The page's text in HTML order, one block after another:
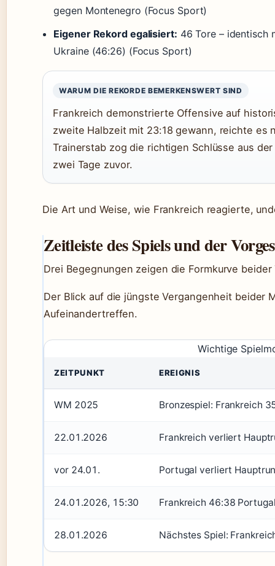
gegen Montenegro (Focus Sport)
Eigener Rekord egalisiert: 46 Tore – identisch
Ukraine (46:26) (Focus Sport)
WARUM DIE REKORDE BEMERKENSWERT SIND
Frankreich demonstrierte Offensive auf
zweite Halbzeit mit 23:18 gewann, reichte es
Trainerstab zog die richtigen Schlüsse aus
zwei Tage zuvor.
Die Art und Weise, wie Frankreich reagierte,
Zeitleiste des Spiels und der
Drei Begegnungen zeigen die Formkurve
Der Blick auf die jüngste Vergangenheit
Aufeinandertreffen.
Wichtige
ZEITPUNKT EREIGNIS
WM 2025 Bronzespiel: Frankreich
22.01.2026 Frankreich verliert
vor 24.01. Portugal verliert
24.01.2026, 15:30 Frankreich 46:38
28.01.2026 Nächstes Spiel: